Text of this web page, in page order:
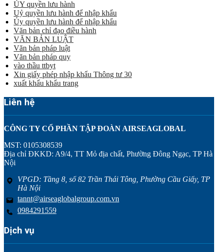
ỦY quyền lưu hành
Uỷ quyền lưu hành để nhập khẩu
Ủy quyền lưu hành để nhập khẩu
Văn bản chỉ đạo điều hành
VĂN BẢN LUẬT
Văn bản pháp luật
Văn bản pháp quy
vào thầu ttbyt
Xin giấy phép nhập khẩu Thông tư 30
xuất khẩu khẩu trang
Liên hệ
CÔNG TY CỔ PHẦN TẬP ĐOÀN AIRSEAGLOBAL
MST: 0105308539
Địa chỉ ĐKKD: A9/4, TT Mỏ địa chất, Phường Đông Ngạc, TP Hà
Nội
VPGD: Tầng 8, số 82 Trần Thái Tông, Phường Cầu Giấy, TP
Hà Nội
tannt@airseaglobalgroup.com.vn
0984291559
Dịch vụ